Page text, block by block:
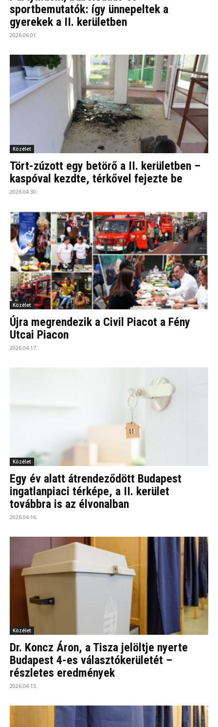
sportbemutatók: így ünnepeltek a
gyerekek a II. kerületben
2026.06.01.
Közélet
Tört-zúzott egy betörő a II. kerületben –
kaspóval kezdte, térkővel fejezte be
2026.04.30.
Közélet
Újra megrendezik a Civil Piacot a Fény
Utcai Piacon
2026.04.17.
Közélet
Egy év alatt átrendeződött Budapest
ingatlanpiaci térképe, a II. kerület
továbbra is az élvonalban
2026.04.16.
Közélet
Dr. Koncz Áron, a Tisza jelöltje nyerte
Budapest 4-es választókerületét –
részletes eredmények
2026.04.13.